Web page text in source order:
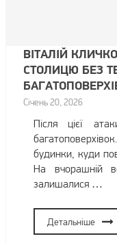
ВІТАЛІЙ
СТОЛИЦЮ БЕЗ
Січень 20, 2026
Після цієї
будинки, куди
На вчорашній
залишалися …
Детальніше